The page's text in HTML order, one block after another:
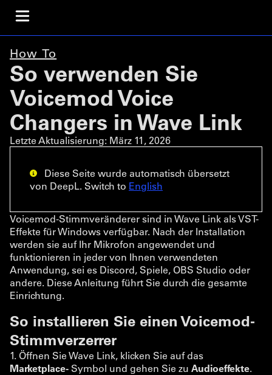
How To
So verwenden Sie
Voicemod Voice
Changers in Wave Link
Letzte Aktualisierung: März 11, 2026
Diese Seite wurde automatisch übersetzt
von DeepL. Switch to English
Voicemod-Stimmveränderer sind in Wave Link als VST-
Effekte für Windows verfügbar. Nach der Installation
werden sie auf Ihr Mikrofon angewendet und
funktionieren in jeder von Ihnen verwendeten
Anwendung, sei es Discord, Spiele, OBS Studio oder
andere. Diese Anleitung führt Sie durch die gesamte
Einrichtung.
So installieren Sie einen Voicemod-
Stimmverzerrer
1. Öffnen Sie Wave Link, klicken Sie auf das
Marketplace- Symbol und gehen Sie zu Audioeffekte.